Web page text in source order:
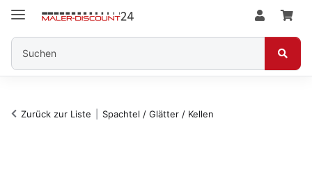
Zurück zur Liste Spachtel / Glätter / Kellen